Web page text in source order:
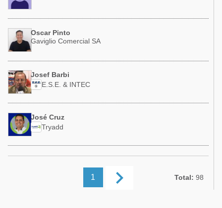
Oscar Pinto
Gaviglio Comercial SA
Josef Barbi
E.S.E. & INTEC
José Cruz
Tryadd
1 keyboard_arrow_right Total: 98